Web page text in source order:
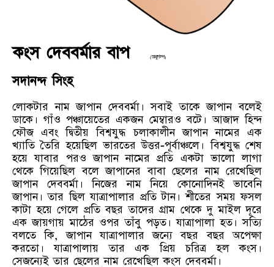
কংস দেববর্মার বাপ (অনুগল্প)
সদানন্দ সিংহ
লোকটার নাম জাপান দেববর্মা। সবাই তাকে জাপান বলেই
ডাকে। গাঁও পঞ্চায়েতের একজন মেম্বারও বটে। আজাদ হিন্দ
ফৌজ এবং দ্বিতীয় বিশ্বযুদ্ধ চলাকালীন জাপান নামের এক
খ্যাতি তৈরি হয়েছিল ভারতের উত্তর-পূর্বাঞ্চলে। বিশ্বযুদ্ধ শেষ
হয়ে যাবার পরও জাপান নামের প্রতি একটা ভালো লাগা
থেকে গিয়েছিল বলে জাপানের বাবা ছেলের নাম রেখেছিল
জাপান দেববর্মা। নিজের নাম নিয়ে কোনোদিনই ভাবেনি
জাপান। তার ছিল যাত্রাপালার প্রতি টান। শীতের সময় ফসল
কাটা হয়ে গেলে প্রতি বছর তাদের গ্রাম থেকে দু মাইল দূরে
এক জায়গায় মাঠের ওপর তাঁবু পড়ত। যাত্রাপালা হত। সত্যি
বলতে কি, জাপান যাত্রাপালার জন্যে বছর বছর অপেক্ষা
করতো। যাত্রাপালায় তার এক প্রিয় চরিত্র হল কংস।
সেজন্যেই তার ছেলের নাম রেখেছিল কংস দেববর্মা।